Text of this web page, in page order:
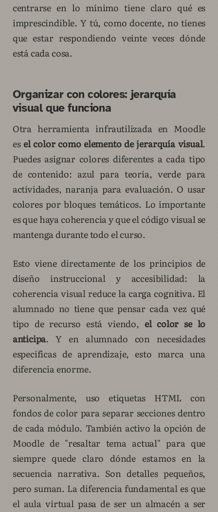
centrarse en lo mínimo tiene claro qué es
imprescindible. Y tú, como docente, no tienes
que estar respondiendo veinte veces dónde
está cada cosa.
Organizar con colores: jerarquía
visual que funciona
Otra herramienta infrautilizada en Moodle
es el color como elemento de jerarquía visual.
Puedes asignar colores diferentes a cada tipo
de contenido: azul para teoría, verde para
actividades, naranja para evaluación. O usar
colores por bloques temáticos. Lo importante
es que haya coherencia y que el código visual se
mantenga durante todo el curso.
Esto viene directamente de los principios de
diseño instruccional y accesibilidad: la
coherencia visual reduce la carga cognitiva. El
alumnado no tiene que pensar cada vez qué
tipo de recurso está viendo, el color se lo
anticipa. Y en alumnado con necesidades
específicas de aprendizaje, esto marca una
diferencia enorme.
Personalmente, uso etiquetas HTML con
fondos de color para separar secciones dentro
de cada módulo. También activo la opción de
Moodle de "resaltar tema actual" para que
siempre quede claro dónde estamos en la
secuencia narrativa. Son detalles pequeños,
pero suman. La diferencia fundamental es que
el aula virtual pasa de ser un almacén a ser